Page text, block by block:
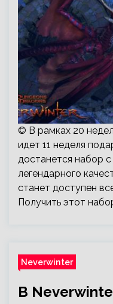
© В рамках 20
идет 11 неделя
достанется набор
легендарного
станет доступен
Получить этот
Neverwinter
В